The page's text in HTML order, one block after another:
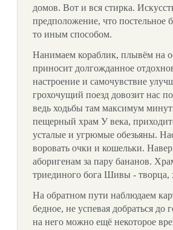
домов. Вот и вся стирка.
предположение, что постельное
то иным способом.
Нанимаем кораблик, плывём на
приносит долгожданное
настроение и самочувствие
грохочущий поезд довозит нас
ведь ходьбы там максимум
пещерный храм У века,
усталые и угрюмые обезьяны.
воровать очки и кошельки.
аборигенам за пару бананов.
триединого бога Шивы - творца,
На обратном пути наблюдаем
бедное, не успевая добраться до
на него можно ещё некоторое